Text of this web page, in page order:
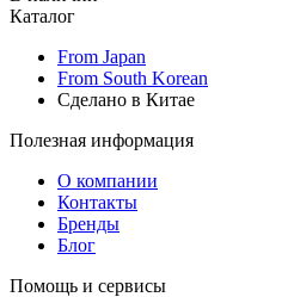
Каталог
From Japan
From South Korean
Сделано в Китае
Полезная информация
О компании
Контакты
Бренды
Блог
Помощь и сервисы